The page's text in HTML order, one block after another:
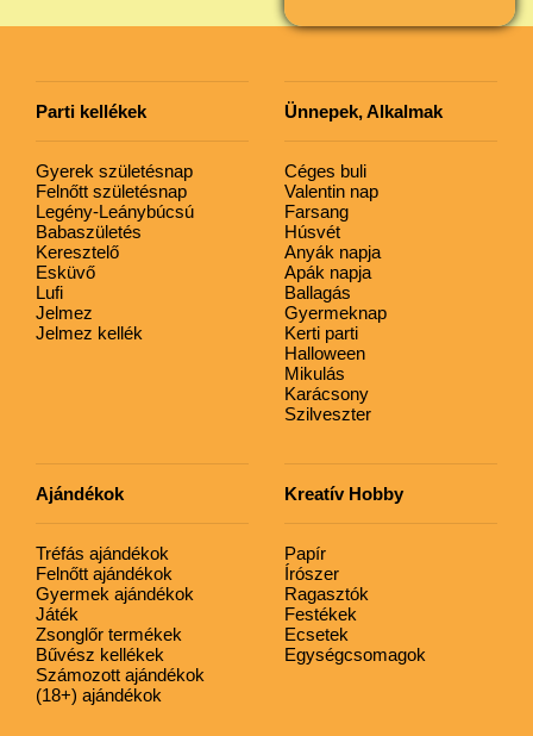
Parti kellékek
Gyerek születésnap
Felnőtt születésnap
Legény-Leánybúcsú
Babaszületés
Keresztelő
Esküvő
Lufi
Jelmez
Jelmez kellék
Ünnepek, Alkalmak
Céges buli
Valentin nap
Farsang
Húsvét
Anyák napja
Apák napja
Ballagás
Gyermeknap
Kerti parti
Halloween
Mikulás
Karácsony
Szilveszter
Ajándékok
Tréfás ajándékok
Felnőtt ajándékok
Gyermek ajándékok
Játék
Zsonglőr termékek
Bűvész kellékek
Számozott ajándékok
(18+) ajándékok
Kreatív Hobby
Papír
Írószer
Ragasztók
Festékek
Ecsetek
Egységcsomagok